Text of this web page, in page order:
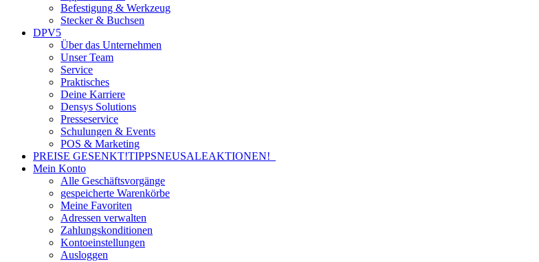
Befestigung & Werkzeug
Stecker & Buchsen
DPV5
Über das Unternehmen
Unser Team
Service
Praktisches
Deine Karriere
Densys Solutions
Presseservice
Schulungen & Events
POS & Marketing
PREISE GESENKT!TIPPSNEUSALEAKTIONEN!
Mein Konto
Alle Geschäftsvorgänge
gespeicherte Warenkörbe
Meine Favoriten
Adressen verwalten
Zahlungskonditionen
Kontoeinstellungen
Ausloggen